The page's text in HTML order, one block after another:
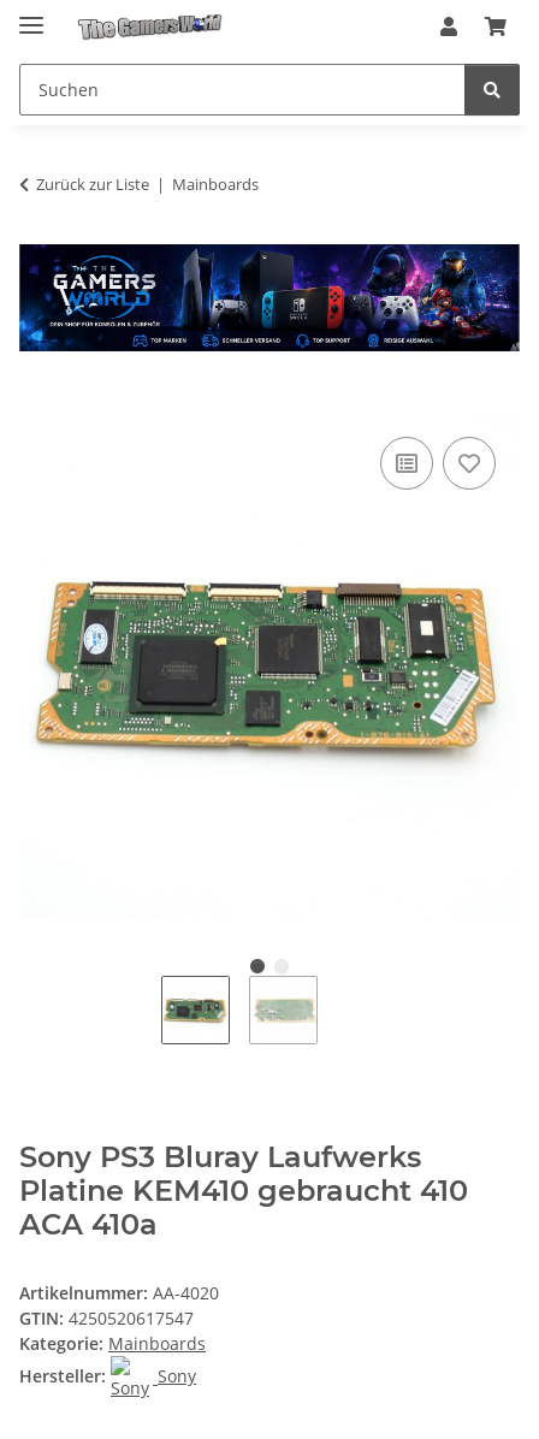
Zurück zur Liste Mainboards
Sony PS3 Bluray Laufwerks
Platine KEM410 gebraucht 410
ACA 410a
Artikelnummer: AA-4020
GTIN: 4250520617547
Kategorie: Mainboards
Hersteller:
Sony